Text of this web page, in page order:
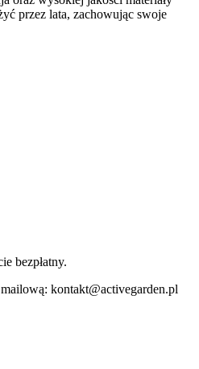
przez lata, zachowując swoje
bezpłatny.
kontakt@activegarden.pl